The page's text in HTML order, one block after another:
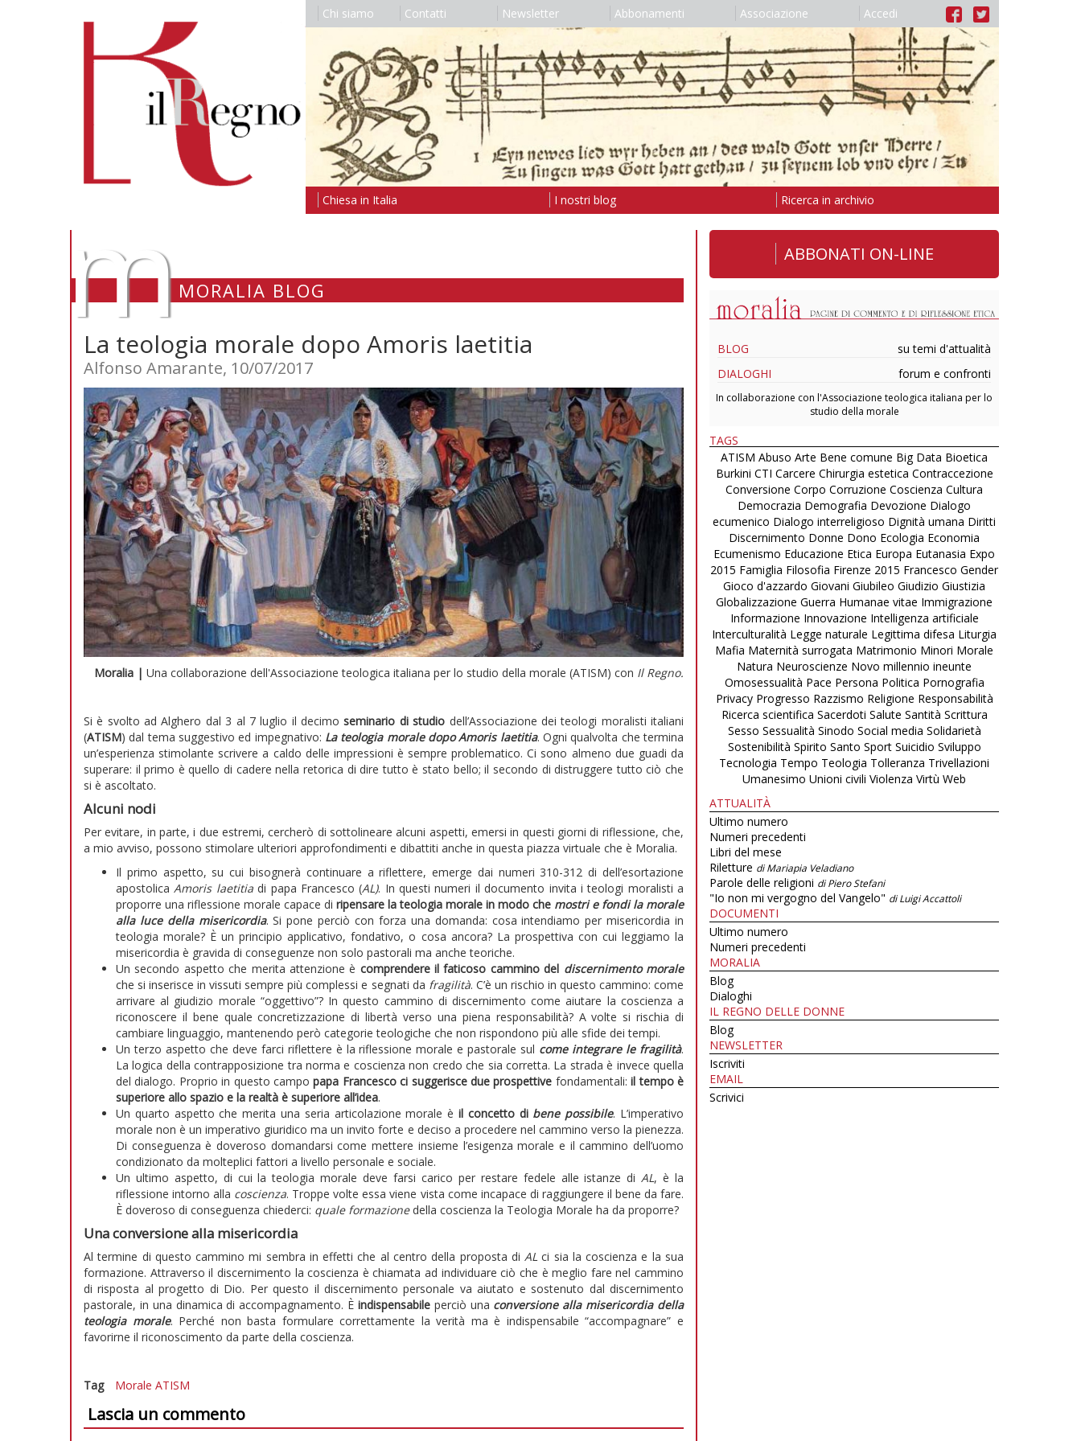
Chi siamo Contatti Newsletter Abbonamenti Associazione Accedi
Chiesa in Italia I nostri blog Ricerca in archivio
mMORALIA BLOG
La teologia morale dopo Amoris laetitia
Alfonso Amarante, 10/07/2017
Moralia | Una collaborazione dell'Associazione teologica italiana per lo studio della morale (ATISM) con Il Regno.
Si è svolto ad Alghero dal 3 al 7 luglio il decimoseminario di studio dell’Associazione dei teologi moralisti italiani
(ATISM) dal tema suggestivo ed impegnativo: La teologia morale dopo Amoris laetitia. Ogni qualvolta che termina
un’esperienza stimolante scrivere a caldo delle impressioni è sempre problematico. Ci sono almeno due guadi da
superare: il primo è quello di cadere nella retorica di dire tutto è stato bello; il secondo di distruggere tutto ciò che
si è ascoltato.
Alcuni nodi
Per evitare, in parte, i due estremi, cercherò di sottolineare alcuni aspetti, emersi in questi giorni di riflessione, che,
a mio avviso, possono stimolare ulteriori approfondimenti e dibattiti anche in questa piazza virtuale che è Moralia.
Il primo aspetto, su cui bisognerà continuare a riflettere, emerge dai numeri 310-312 di dell’esortazione
apostolicaAmoris laetitiadi papa Francesco (AL). In questi numeri il documento invita i teologi moralisti a
proporre una riflessione morale capace di ripensare la teologia morale in modo che mostri e fondi la morale
alla luce della misericordia. Si pone perciò con forza una domanda: cosa intendiamo per misericordia in
teologia morale? È un principio applicativo, fondativo, o cosa ancora? La prospettiva con cui leggiamo la
misericordia è gravida di conseguenze non solo pastorali ma anche teoriche.
Un secondo aspetto che merita attenzione è comprendere il faticoso cammino del discernimento morale
che si inserisce in vissuti sempre più complessi e segnati da fragilità. C’è un rischio in questo cammino: come
arrivare al giudizio morale “oggettivo”? In questo cammino di discernimento come aiutare la coscienza a
riconoscere il bene quale concretizzazione di libertà verso una piena responsabilità? A volte si rischia di
cambiare linguaggio, mantenendo però categorie teologiche che non rispondono più alle sfide dei tempi.
Un terzo aspetto che deve farci riflettere è la riflessione morale e pastorale sul come integrare le fragilità.
La logica della contrapposizione tra norma e coscienza non credo che sia corretta. La strada è invece quella
del dialogo. Proprio in questo campopapa Francesco ci suggerisce due prospettive fondamentali:il tempo è
superiore allo spazio e la realtà è superiore all’idea.
Un quarto aspetto che merita una seria articolazione morale è il concetto di bene possibile. L’imperativo
morale non è un imperativo giuridico ma un invito forte e deciso a procedere nel cammino verso la pienezza.
Di conseguenza è doveroso domandarsi come mettere insieme l’esigenza morale e il cammino dell’uomo
condizionato da molteplici fattori a livello personale e sociale.
Un ultimo aspetto, di cui la teologia morale deve farsi carico per restare fedele alle istanze diAL, è la
riflessione intorno alla coscienza. Troppe volte essa viene vista come incapace di raggiungere il bene da fare.
È doveroso di conseguenza chiederci: quale formazionedella coscienza la Teologia Morale ha da proporre?
Una conversione alla misericordia
Al termine di questo cammino mi sembra in effetti che al centro della proposta diAL ci sia la coscienza e la sua
formazione. Attraverso il discernimento la coscienza è chiamata ad individuare ciò che è meglio fare nel cammino
di risposta al progetto di Dio. Per questo il discernimento personale va aiutato e sostenuto dal discernimento
pastorale, in una dinamica di accompagnamento. È indispensabileperciò una conversione alla misericordia della
teologia morale. Perché non basta formulare correttamente la verità ma è indispensabile “accompagnare” e
favorirne il riconoscimento da parte della coscienza.
Tag Morale ATISM
Lascia un commento
ABBONATI ON-LINE
BLOG
su temi d'attualità
DIALOGHI
forum e confronti
In collaborazione con l'Associazione teologica italiana per lo
studio della morale
TAGS
ATISM Abuso Arte Bene comune Big Data Bioetica
Burkini CTI Carcere Chirurgia estetica Contraccezione
Conversione Corpo Corruzione Coscienza Cultura
Democrazia Demografia Devozione Dialogo
ecumenico Dialogo interreligioso Dignità umana Diritti
Discernimento Donne Dono Ecologia Economia
Ecumenismo Educazione Etica Europa Eutanasia Expo
2015 Famiglia Filosofia Firenze 2015 Francesco Gender
Gioco d'azzardo Giovani Giubileo Giudizio Giustizia
Globalizzazione Guerra Humanae vitae Immigrazione
Informazione Innovazione Intelligenza artificiale
Interculturalità Legge naturale Legittima difesa Liturgia
Mafia Maternità surrogata Matrimonio Minori Morale
Natura Neuroscienze Novo millennio ineunte
Omosessualità Pace Persona Politica Pornografia
Privacy Progresso Razzismo Religione Responsabilità
Ricerca scientifica Sacerdoti Salute Santità Scrittura
Sesso Sessualità Sinodo Social media Solidarietà
Sostenibilità Spirito Santo Sport Suicidio Sviluppo
Tecnologia Tempo Teologia Tolleranza Trivellazioni
Umanesimo Unioni civili Violenza Virtù Web
ATTUALITÀ
Ultimo numero
Numeri precedenti
Libri del mese
Riletture di Mariapia Veladiano
Parole delle religioni di Piero Stefani
"Io non mi vergogno del Vangelo" di Luigi Accattoli
DOCUMENTI
Ultimo numero
Numeri precedenti
MORALIA
Blog
Dialoghi
IL REGNO DELLE DONNE
Blog
NEWSLETTER
Iscriviti
EMAIL
Scrivici